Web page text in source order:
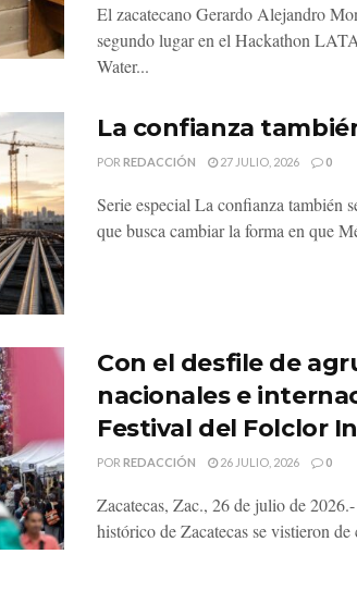
El zacatecano Gerardo Alejandro
segundo lugar en el Hackathon
Water...
La confianza
POR REDACCIÓN 27 JULIO, 2026 0
Serie especial La confianza también
que busca cambiar la forma en que
Con el desfile de
nacionales e
Festival del Folclor
POR REDACCIÓN 26 JULIO, 2026 0
Zacatecas, Zac., 26 de julio de
histórico de Zacatecas se vistieron de